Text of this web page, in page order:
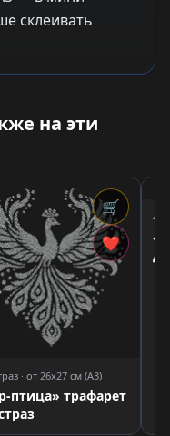
склеивать
на эти
🛒
❤
· от 26x27 см (A3)
птица» трафарет